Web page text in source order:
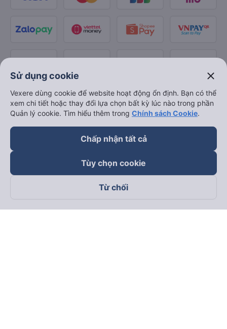
Theo dõi chúng tôi trên
Sử dụng cookie close
Vexere dùng cookie để website hoạt động ổn định. Bạn có thể
xem chi tiết hoặc thay đổi lựa chọn bất kỳ lúc nào trong phần
Quản lý cookie. Tìm hiểu thêm trong Chính sách Cookie.
Chấp nhận tất cả
Tùy chọn cookie
Từ chối